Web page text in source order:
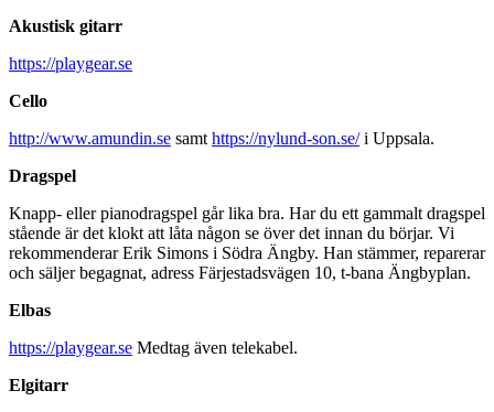
Akustisk gitarr
https://playgear.se
Cello
http://www.amundin.se samt https://nylund-son.se/i Uppsala.
Dragspel
Knapp- eller pianodragspel går lika bra. Har du ett gammalt dragspel
stående är det klokt att låta någon se över det innan du börjar. Vi
rekommenderar Erik Simons i Södra Ängby. Han stämmer, reparerar
och säljer begagnat, adress Färjestadsvägen 10, t-bana Ängbyplan.
Elbas
https://playgear.se Medtag även telekabel.
Elgitarr